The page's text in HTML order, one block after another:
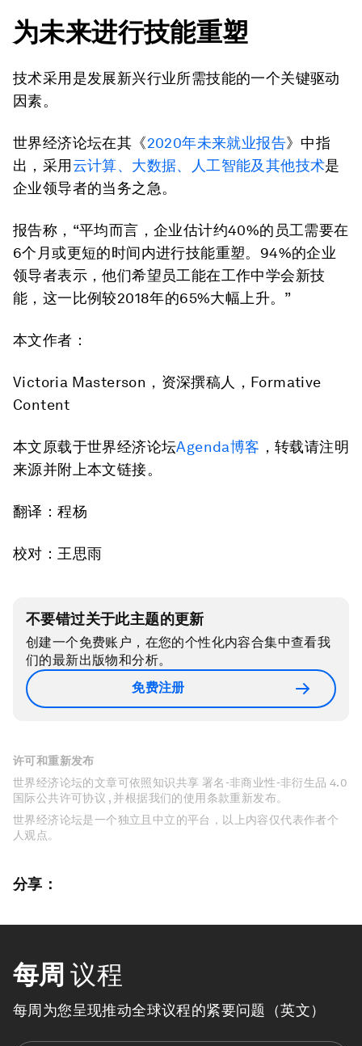
为未来进行技能重塑
技术采用是发展新兴行业所需技能的一个关键驱动
因素。
世界经济论坛在其《2020年未来就业报告》中指
出，采用 云计算、大数据、人工智能及其他技术是
企业领导者的当务之急。
报告称，“平均而言，企业估计约40%的员工需要在
6个月或更短的时间内进行技能重塑。94%的企业
领导者表示，他们希望员工能在工作中学会新技
能，这一比例较2018年的65%大幅上升。”
本文作者：
Victoria Masterson，资深撰稿人，Formative
Content
本文原载于世界经济论坛Agenda博客 ，转载请注明
来源并附上本文链接。
翻译：程杨
校对：王思雨
不要错过关于此主题的更新
创建一个免费账户，在您的个性化内容合集中查看我
们的最新出版物和分析。
免费注册
许可和重新发布
世界经济论坛的文章可依照知识共享 署名-非商业性-非衍生品 4.0
国际公共许可协议 , 并根据我们的使用条款重新发布。
世界经济论坛是一个独立且中立的平台，以上内容仅代表作者个
人观点。
分享：
每周 议程
每周为您呈现推动全球议程的紧要问题（英文）